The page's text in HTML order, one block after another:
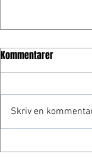
Kommentarer
Skriv en